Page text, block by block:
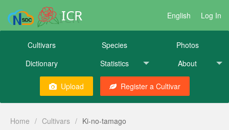
ICR English Log In
Cultivars Species
Photos
Dictionary
Statistics About
Upload Register a Cultivar
Home / Cultivars / Ki-no-tamago